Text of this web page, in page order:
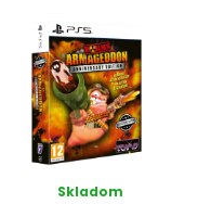
Skladom